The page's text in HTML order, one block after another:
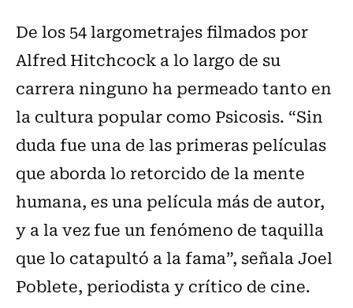
De los 54 largometrajes filmados por
Alfred Hitchcock a lo largo de su
carrera ninguno ha permeado tanto en
la cultura popular como Psicosis. “Sin
duda fue una de las primeras películas
que aborda lo retorcido de la mente
humana, es una película más de autor,
y a la vez fue un fenómeno de taquilla
que lo catapultó a la fama”, señala Joel
Poblete, periodista y crítico de cine.